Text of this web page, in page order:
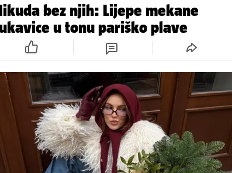
bez njih: Lijepe mekane
u tonu pariško plave